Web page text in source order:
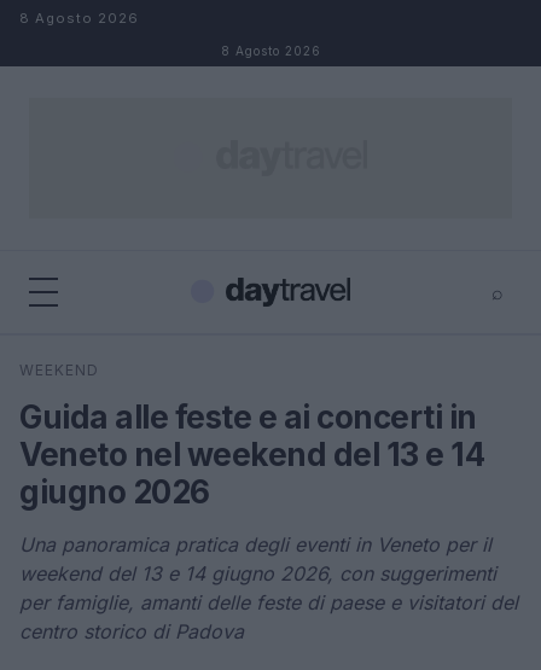
Salta al contenuto
8 Agosto 2026
8 Agosto 2026
⌕
Cerca
WEEKEND
Guida alle feste e ai concerti in
Veneto nel weekend del 13 e 14
giugno 2026
Una panoramica pratica degli eventi in Veneto per il
weekend del 13 e 14 giugno 2026, con suggerimenti
per famiglie, amanti delle feste di paese e visitatori del
centro storico di Padova